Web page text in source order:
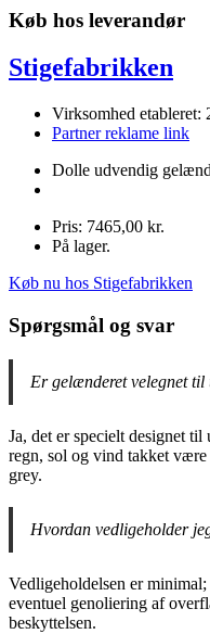
Køb hos leverandør
Stigefabrikken
Virksomhed etableret:
Partner reklame link
Dolle udvendig
Pris: 7465,00 kr.
På lager.
Køb nu hos Stigefabrikken
Spørgsmål og svar
Er gelænderet velegnet til
Ja, det er specielt designet
regn, sol og vind takket
grey.
Hvordan vedligeholder
Vedligeholdelsen er
eventuel genoliering af
beskyttelsen.